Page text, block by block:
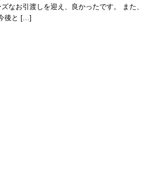
お引渡しを迎え、良かったです。 また、
後と […]